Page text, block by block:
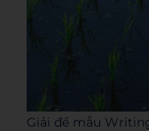
Giải đề mẫu